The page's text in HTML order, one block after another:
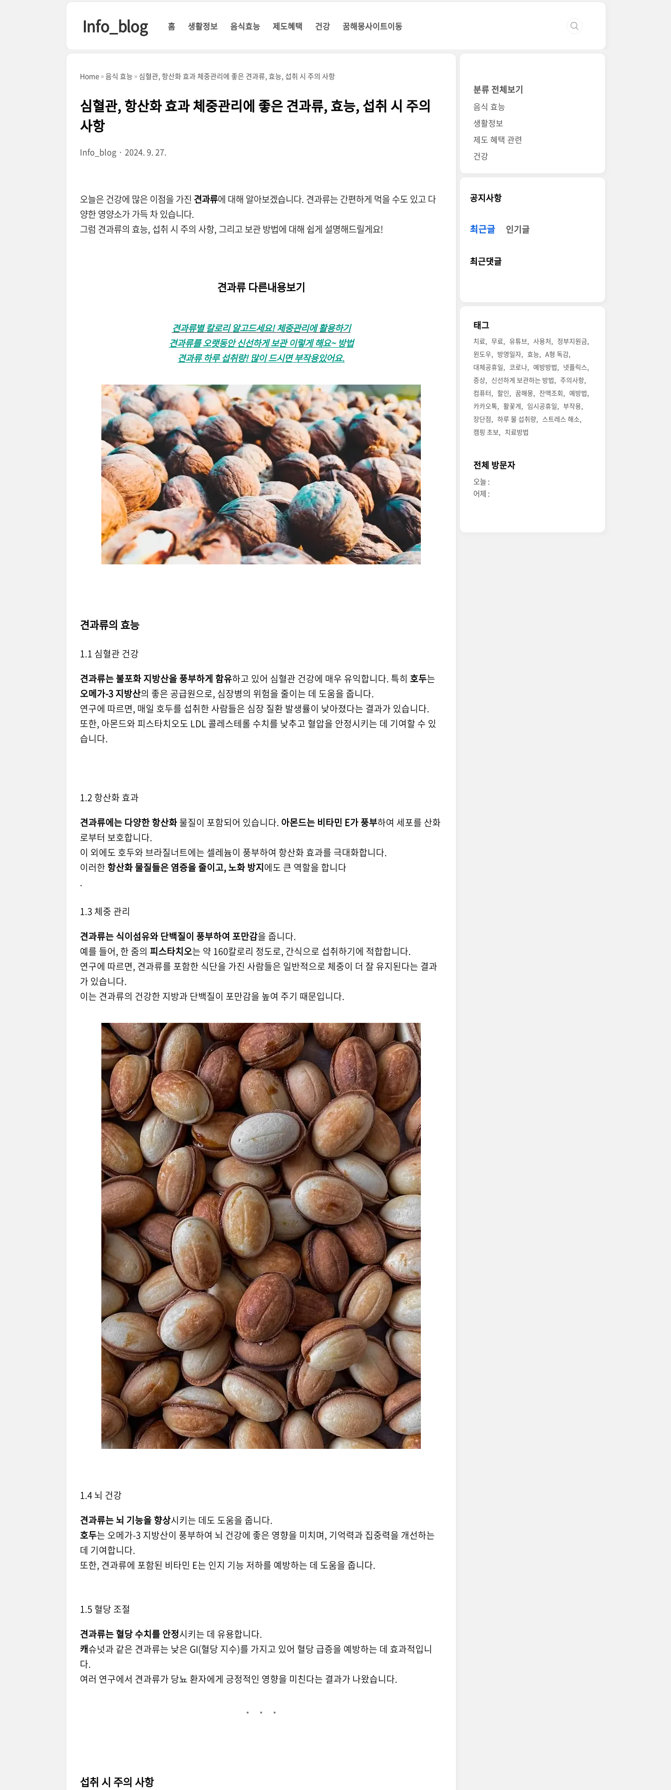
Info_blog 홈 생활정보 음식효능 제도혜택 건강 꿈해몽사이트이동
Home 음식 효능 심혈관, 항산화 효과 체중관리에 좋은 견과류, 효능, 섭취 시 주의 사항
심혈관, 항산화 효과 체중관리에 좋은 견과류, 효능, 섭취 시 주의
사항
Info_blog 2024. 9. 27.
오늘은 건강에 많은 이점을 가진 견과류에 대해 알아보겠습니다. 견과류는 간편하게 먹을 수도 있고 다
양한 영양소가 가득 차 있습니다.
그럼 견과류의 효능, 섭취 시 주의 사항, 그리고 보관 방법에 대해 쉽게 설명해드릴게요!
견과류 다른내용보기
견과류별 칼로리 알고드세요! 체중관리에 활용하기
견과류를 오랫동안 신선하게 보관 이렇게 해요~ 방법
견과류 하루 섭취량! 많이 드시면 부작용있어요.
견과류의 효능
1.1 심혈관 건강
견과류는 불포화 지방산을 풍부하게 함유하고 있어 심혈관 건강에 매우 유익합니다. 특히 호두는
오메가-3 지방산의 좋은 공급원으로, 심장병의 위험을 줄이는 데 도움을 줍니다.
연구에 따르면, 매일 호두를 섭취한 사람들은 심장 질환 발생률이 낮아졌다는 결과가 있습니다.
또한, 아몬드와 피스타치오도 LDL 콜레스테롤 수치를 낮추고 혈압을 안정시키는 데 기여할 수 있
습니다.
1.2 항산화 효과
견과류에는 다양한 항산화물질이 포함되어 있습니다. 아몬드는 비타민 E가 풍부하여 세포를 산화
로부터 보호합니다.
이 외에도 호두와 브라질너트에는 셀레늄이 풍부하여 항산화 효과를 극대화합니다.
이러한 항산화 물질들은 염증을 줄이고, 노화 방지에도 큰 역할을 합니다
.
1.3 체중 관리
견과류는 식이섬유와 단백질이 풍부하여 포만감을 줍니다.
예를 들어, 한 줌의 피스타치오는 약 160칼로리 정도로, 간식으로 섭취하기에 적합합니다.
연구에 따르면, 견과류를 포함한 식단을 가진 사람들은 일반적으로 체중이 더 잘 유지된다는 결과
가 있습니다.
이는 견과류의 건강한 지방과 단백질이 포만감을 높여 주기 때문입니다.
1.4 뇌 건강
견과류는 뇌 기능을 향상시키는 데도 도움을 줍니다.
호두는 오메가-3 지방산이 풍부하여 뇌 건강에 좋은 영향을 미치며, 기억력과 집중력을 개선하는
데 기여합니다.
또한, 견과류에 포함된 비타민 E는 인지 기능 저하를 예방하는 데 도움을 줍니다.
1.5 혈당 조절
견과류는 혈당 수치를 안정시키는 데 유용합니다.
캐슈넛과 같은 견과류는 낮은 GI(혈당 지수)를 가지고 있어 혈당 급증을 예방하는 데 효과적입니
다.
여러 연구에서 견과류가 당뇨 환자에게 긍정적인 영향을 미친다는 결과가 나왔습니다.
섭취 시 주의 사항
분류 전체보기
음식 효능
생활정보
제도 혜택 관련
건강
공지사항
최근글 인기글
최근댓글
태그
치료 무료 유튜브 사용처
정부지원금
윈도우
방영일자 효능
A형 독감
대체공휴일
코로나 예방방법
넷플릭스
증상
신선하게 보관하는 방법
주의사항
컴퓨터
할인 꿈해몽 잔액조회
예방법
카카오톡
활꽃게 임시공휴일
부작용
장단점
하루 물 섭취량
스트레스 해소
캠핑 초보
치료방법
전체 방문자
오늘 :
어제 :